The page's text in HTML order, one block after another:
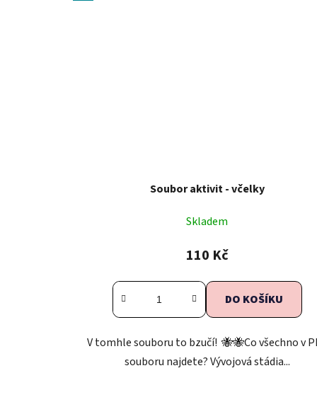
Soubor aktivit - včelky
Skladem
110 Kč
DO KOŠÍKU
V tomhle souboru to bzučí! 🐝🐝Co všechno v
souboru najdete? Vývojová stádia...